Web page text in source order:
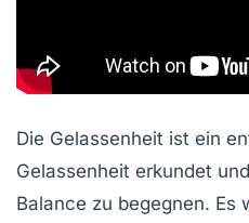
Die Gelassenheit ist ein
Gelassenheit erkundet
Balance zu begegnen.